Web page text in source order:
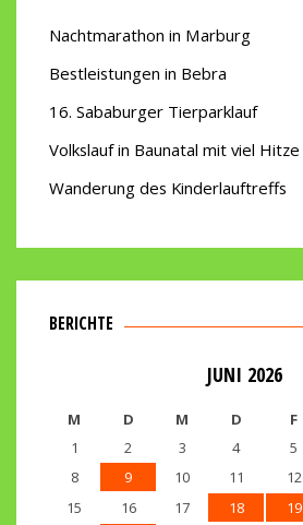
Nachtmarathon in Marburg
Bestleistungen in Bebra
16. Sababurger Tierparklauf
Volkslauf in Baunatal mit viel Hitze
Wanderung des Kinderlauftreffs
BERICHTE
JUNI 2026
M D M D F
1
2 3 4 5
8
9 10 11 12
15
16 17 18 19